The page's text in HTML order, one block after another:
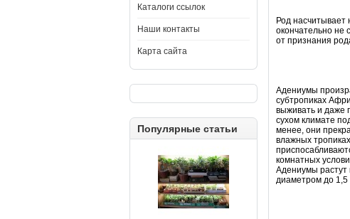
Каталоги ссылок
Наши контакты
Карта сайта
Популярные статьи
Род насчитывает
окончательно не
от признания
Адениумы
субтропиках
выживать и даже
сухом климате
менее, они
влажных
комнатных
Адениумы растут
диаметром до 1,5